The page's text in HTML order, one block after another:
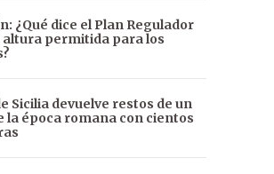
¿Qué dice el Plan Regulador
altura permitida para los
Sicilia devuelve restos de un
la época romana con cientos